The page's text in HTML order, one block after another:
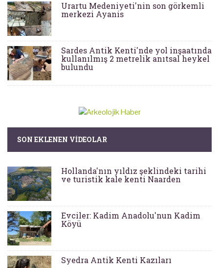
Urartu Medeniyeti'nin son görkemli
merkezi Ayanis
Sardes Antik Kenti'nde yol inşaatında
kullanılmış 2 metrelik anıtsal heykel
bulundu
SON EKLENEN VIDEOLAR
Hollanda'nın yıldız şeklindeki tarihi
ve turistik kale kenti Naarden
Evciler: Kadim Anadolu'nun Kadim
Köyü
Syedra Antik Kenti Kazıları